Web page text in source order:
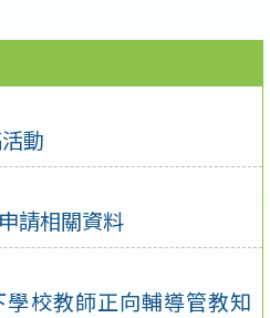
動
請相關資料
校教師正向輔導管教知